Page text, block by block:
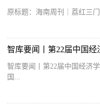
智库要闻丨第22届中国经
智库要闻丨第22届中国经济
国...